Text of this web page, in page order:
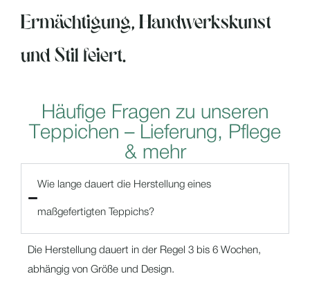
Ermächtigung, Handwerkskunst
und Stil feiert.
Häufige Fragen zu unseren
eppichen – Lieferung, Pflege
& mehr
Wie lange dauert die Herstellung eines
maßgefertigten Teppichs?
Die Herstellung dauert in der Regel 3 bis 6 Wochen,
abhängig von Größe und Design.